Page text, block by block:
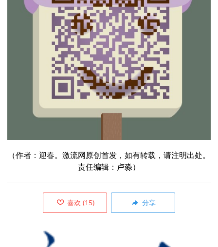
（作者：迎春。激流网原创首发，如有转载，请注明出处。
责任编辑：卢淼）
喜欢 (15) 分享